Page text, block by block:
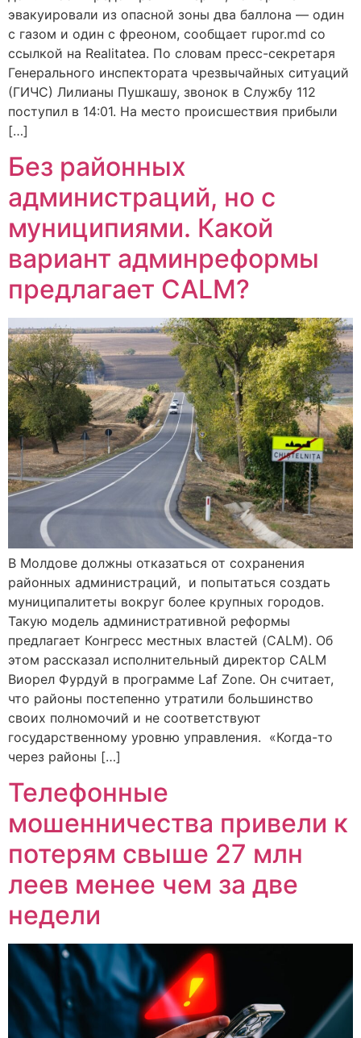
эвакуировали из опасной зоны два баллона — один
с газом и один с фреоном, сообщает rupor.md со
ссылкой на Realitatea. По словам пресс-секретаря
Генерального инспектората чрезвычайных ситуаций
(ГИЧС) Лилианы Пушкашу, звонок в Службу 112
поступил в 14:01. На место происшествия прибыли
[…]
Без районных
администраций, но с
муниципиями. Какой
вариант админреформы
предлагает CALM?
В Молдове должны отказаться от сохранения
районных администраций, и попытаться создать
муниципалитеты вокруг более крупных городов.
Такую модель административной реформы
предлагает Конгресс местных властей (CALM). Об
этом рассказал исполнительный директор CALM
Виорел Фурдуй в программе Laf Zone. Он считает,
что районы постепенно утратили большинство
своих полномочий и не соответствуют
государственному уровню управления. «Когда-то
через районы […]
Телефонные
мошенничества привели к
потерям свыше 27 млн
леев менее чем за две
недели